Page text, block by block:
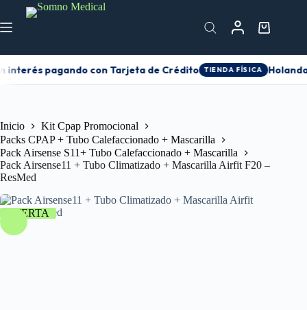
interés pagando con Tarjeta de Crédito TIENDA FÍSICA Holanda
Inicio
Kit Cpap Promocional
Packs CPAP + Tubo Calefaccionado + Mascarilla
Pack Airsense S11+ Tubo Calefaccionado + Mascarilla
Pack Airsense11 + Tubo Climatizado + Mascarilla Airfit F20 –
ResMed
OFERTA